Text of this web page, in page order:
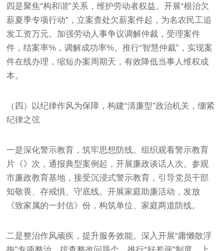
四是聚焦“构和谐”关系，维护劳动者权益。开展“根治欠
薪夏季专项行动”，立案查处欠薪案件起，为名农民工追
发工资万元。加强劳动人事争议调解仲裁，受理案件
件，结案率%，调解成功率%。推行“智慧仲裁”，实现案
件在线办理，缩短办案周期天，有效降低当事人维权成
本。
（四）以纪律作风为保障，构建“清廉型”政治机关，绷紧
纪律之弦
一是深化警示教育，筑牢思想防线。组织观看警示教育
片《》次，通报典型案例起，开展廉政谈话人次。参观
市廉政教育基地，接受沉浸式警示教育，引导党员干部
知敬畏、存戒惧、守底线。开展家庭助廉活动，发放
《致家属的一封信》份，构筑单位、家庭两道防线。
二是整治作风顽疾，提升服务效能。深入开展“庸懒散浮